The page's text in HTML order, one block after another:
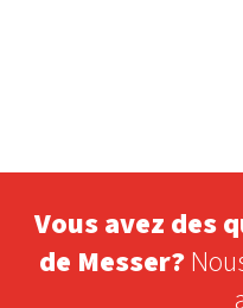
Vous avez des
de Messer?